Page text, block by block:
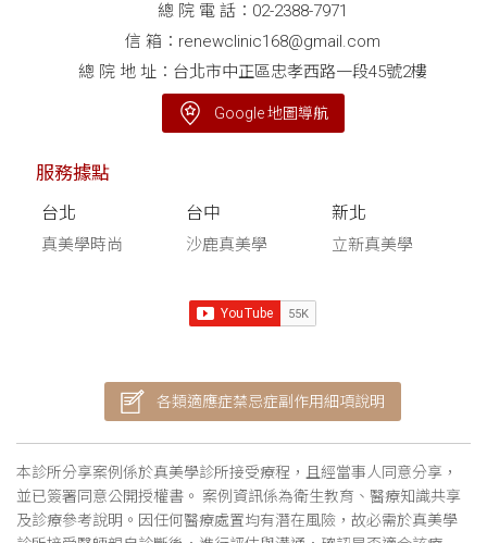
總 院 電 話： 02-2388-7971
信 箱： renewclinic168@gmail.com
總 院 地 址：台北市中正區忠孝西路一段45號2樓
Google 地圖導航
服務據點
台北
真美學時尚
台中
沙鹿真美學
新北
立新真美學
各類適應症禁忌症副作用細項說明
本診所分享案例係於真美學診所接受療程，且經當事人同意分享，
並已簽署同意公開授權書。 案例資訊係為衛生教育、醫療知識共享
及診療參考說明。因任何醫療處置均有潛在風險，故必需於真美學